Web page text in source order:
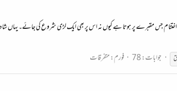
اختتام جس مقبرے پر ہوتا ہے کیوں نہ اس پر بھی ایک لڑی شروع کی جائے۔
جوابات: 78 فورم:متفرقات